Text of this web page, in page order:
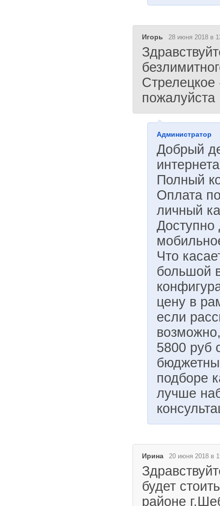
Игорь 28 июня 2018 в
пожалуйста
Администратор
Добрый
Полный
Оплата
личный
Доступно
Что
большой
цену в
если
5800 руб
подборе
лучше
Ирина 20 июня 2018 в
будет
районе